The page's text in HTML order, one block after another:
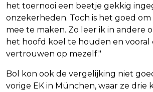
het toernooi een beetje gekkig
onzekerheden. Toch is het goed
mee te maken. Zo leer ik in andere
het hoofd koel te houden en vooral
vertrouwen op mezelf."
Bol kon ook de vergelijking niet
vorige EK in München, waar ze drie